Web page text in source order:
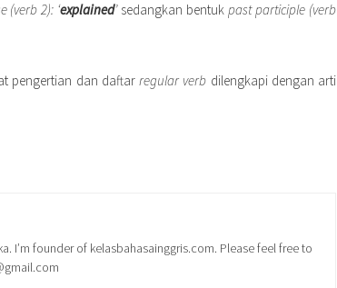
(verb 2): ‘explained’sedangkan bentukpast participle (verb
pengertian dan daftar regular verb dilengkapi dengan arti
I’m founder of kelasbahasainggris.com. Please feel free to